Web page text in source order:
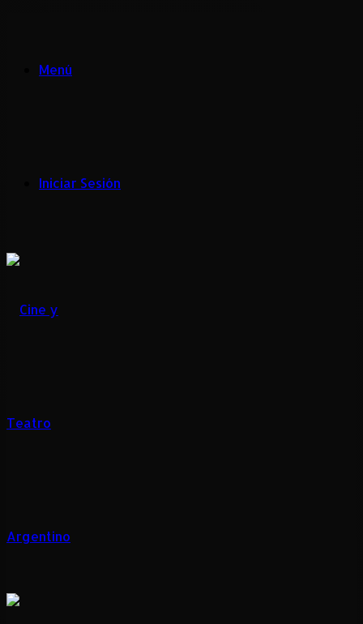
Menú
Iniciar Sesión